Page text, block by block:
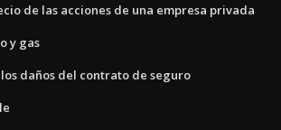
de las acciones de una empresa privada
y gas
daños del contrato de seguro